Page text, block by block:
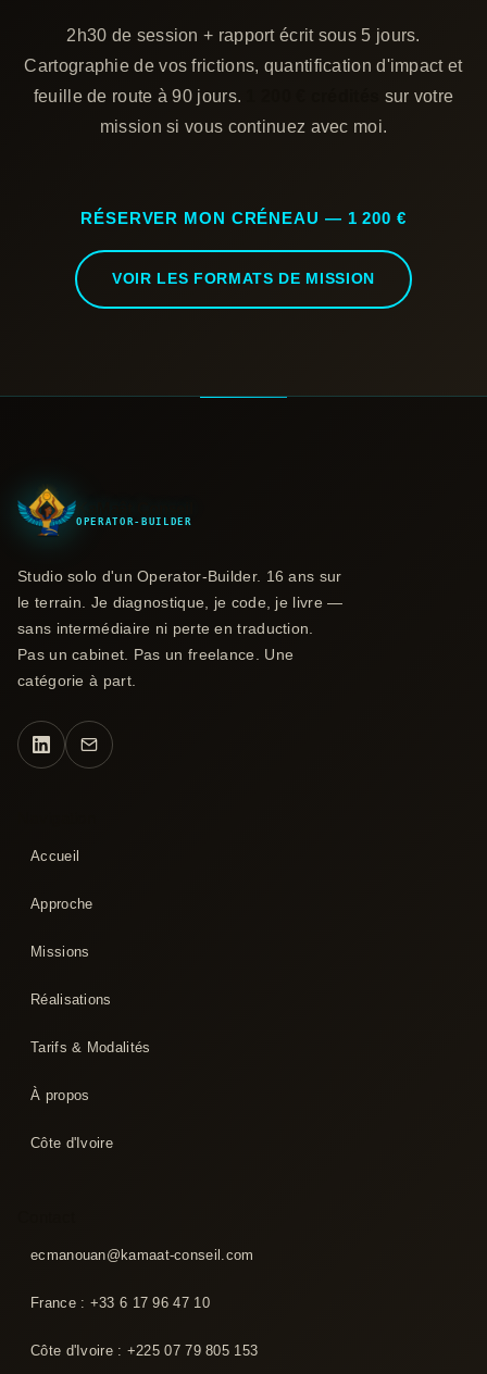
2h30 de session + rapport écrit sous 5 jours.
Cartographie de vos frictions, quantification d'impact et
feuille de route à 90 jours.
sur votre
mission si vous continuez avec moi.
RÉSERVER MON CRÉNEAU — 1 200 €
VOIR LES FORMATS DE MISSION
OPERATOR-BUILDER
Studio solo d'un Operator-Builder. 16 ans sur
le terrain. Je diagnostique, je code, je livre —
sans intermédiaire ni perte en traduction.
Pas un cabinet. Pas un freelance. Une
catégorie à part.
Accueil
Approche
Missions
Réalisations
Tarifs & Modalités
À propos
Côte d'Ivoire
ecmanouan@kamaat-conseil.com
France : +33 6 17 96 47 10
Côte d'Ivoire : +225 07 79 805 153